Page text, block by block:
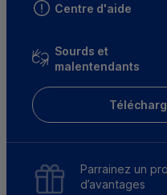
Centre d'aide
Sourds et
malentendants
Parrainez un
d’avantages